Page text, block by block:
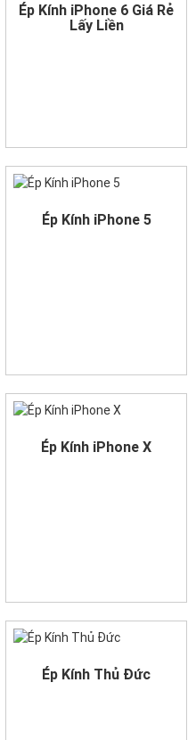
Ép Kính iPhone 6 Giá Rẻ
Lấy Liền
Ép Kính iPhone 5
Ép Kính iPhone X
Ép Kính Thủ Đức